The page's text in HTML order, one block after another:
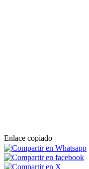
Enlace copiado